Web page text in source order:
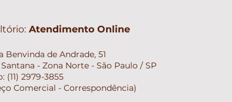
Atendimento Online
Benvinda de Andrade, 51
- Zona Norte - São Paulo / SP
(11) 2979-3855
Comercial - Correspondência)